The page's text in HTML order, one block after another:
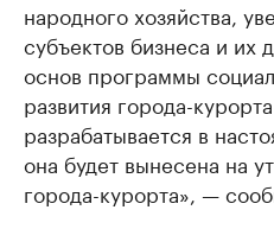
народного хозяйства,
субъектов бизнеса и их
основ программы
развития города-
разрабатывается в
она будет вынесена на
города-курорта», —